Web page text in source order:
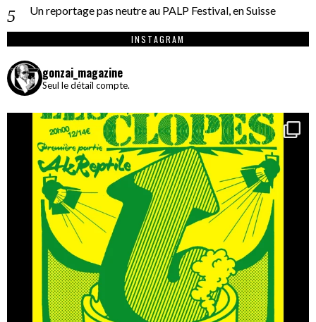
Un reportage pas neutre au PALP Festival, en Suisse
INSTAGRAM
gonzai_magazine
Seul le détail compte.